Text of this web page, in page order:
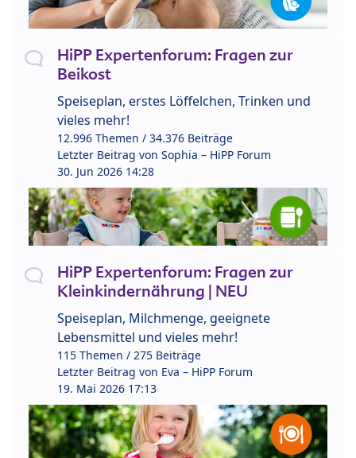
HiPP Expertenforum: Fragen zur
Beikost
Speiseplan, erstes Löffelchen, Trinken und
vieles mehr!
12.996 Themen / 34.376 Beiträge
Letzter Beitrag von Sophia – HiPP Forum
30. Jun 2026 14:28
HiPP Expertenforum: Fragen zur
Kleinkindernährung | NEU
Speiseplan, Milchmenge, geeignete
Lebensmittel und vieles mehr!
115 Themen / 275 Beiträge
Letzter Beitrag von Eva – HiPP Forum
19. Mai 2026 17:13